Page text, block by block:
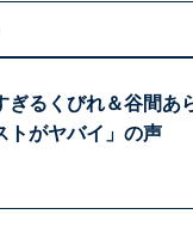
ぎるくびれ＆谷間あ
トがヤバイ」の声